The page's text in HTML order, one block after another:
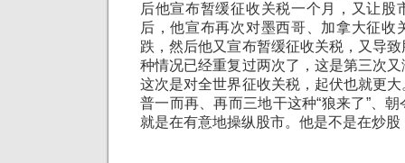
后他宣布暂缓征收关税一个月，又让股
后，他宣布再次对墨西哥、加拿大征收
跌，然后他又宣布暂缓征收关税，又导
种情况已经重复过两次了，这是第三次
这次是对全世界征收关税，起伏也就更
普一而再、再而三地干这种“狼来了”、
就是在有意地操纵股市。他是不是在炒